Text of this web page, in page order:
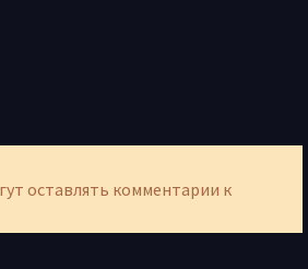
оставлять комментарии к